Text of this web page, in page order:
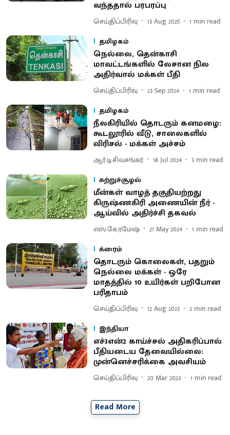
வந்ததால் பரபரப்பு
செய்திப்பிரிவு 13 Aug 2025 1 min read
தமிழகம்
நெல்லை, தென்காசி
மாவட்டங்களில் லேசான நில
அதிர்வால் மக்கள் பீதி
செய்திப்பிரிவு 23 Sep 2024 1 min read
தமிழகம்
நீலகிரியில் தொடரும் கனமழை:
கூடலூரில் வீடு, சாலைகளில்
விரிசல் - மக்கள் அச்சம்
ஆர்.டி.சிவசங்கர் 18 Jul 2024 3 min read
சுற்றுச்சூழல்
மீன்கள் வாழத் தகுதியற்றது
கிருஷ்ணகிரி அணையின் நீர் -
ஆய்வில் அதிர்ச்சி தகவல்
எஸ்.கே.ரமேஷ் 21 May 2024 1 min read
க்ரைம்
தொடரும் கொலைகள், பதறும்
நெல்லை மக்கள் - ஒரே
மாதத்தில் 10 உயிர்கள் பறிபோன
பரிதாபம்
செய்திப்பிரிவு 12 Aug 2023 2 min read
இந்தியா
எச்3என்2 காய்ச்சல் அதிகரிப்பால்
பீதியடைய தேவையில்லை:
முன்னெச்சரிக்கை அவசியம்
செய்திப்பிரிவு 20 Mar 2023 1 min read
Read More